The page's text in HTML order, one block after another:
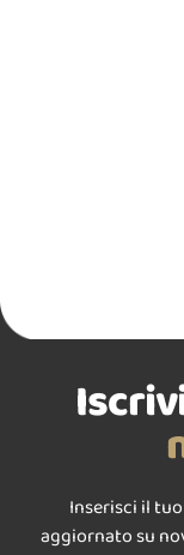
Inserisci il
aggiornato su